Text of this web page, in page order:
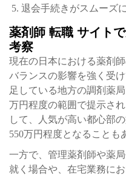
退会手続きがスムーズ
薬剤師 転職 サイト
考察
現在の日本における薬剤
バランスの影響を強く受
足している地方の調剤薬
万円程度の範囲で提示さ
して、人気が高い都心部
550万円程度となることも
一方で、管理薬剤師や薬
就く場合や、在宅業務に